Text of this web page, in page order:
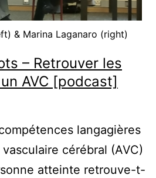
[Interview]
& Marina Laganaro (right)
– Retrouver les
AVC [podcast]
langagières
cérébral (AVC)
atteinte retrouve-t-